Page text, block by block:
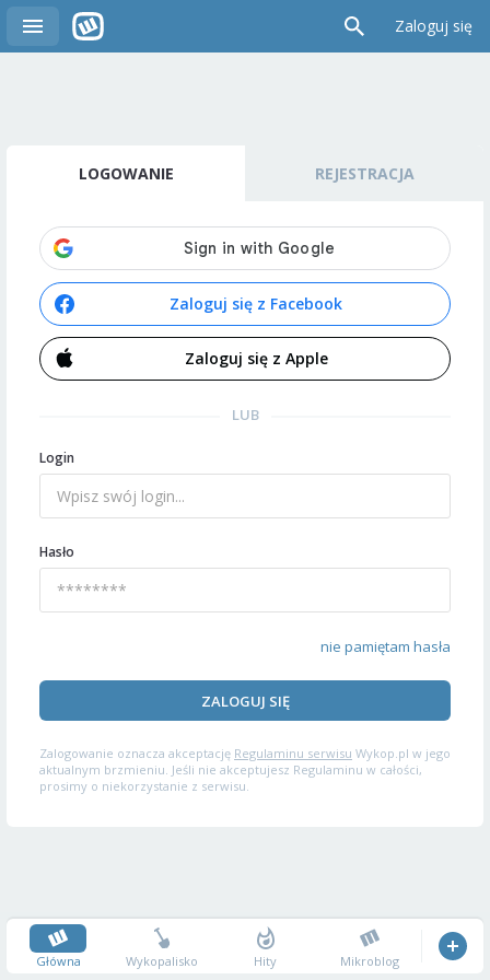
Zaloguj się
LOGOWANIE REJESTRACJA
Zaloguj się z Facebook
Zaloguj się z Apple
LUB
Login
Hasło
nie pamiętam hasła
ZALOGUJ SIĘ
Zalogowanie oznacza akceptację Regulaminu serwisu Wykop.pl w jego
aktualnym brzmieniu. Jeśli nie akceptujesz Regulaminu w całości,
prosimy o niekorzystanie z serwisu.
Główna Wykopalisko Hity Mikroblog